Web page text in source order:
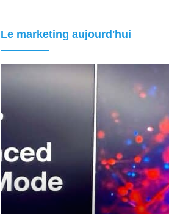
Le marketing aujourd'hui